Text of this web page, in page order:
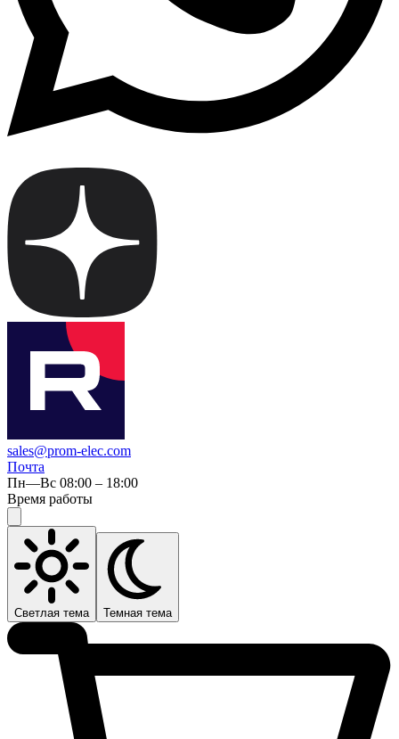
sales@prom-elec.com
Почта
Пн—Вс 08:00 – 18:00
Время работы
Светлая тема Темная тема